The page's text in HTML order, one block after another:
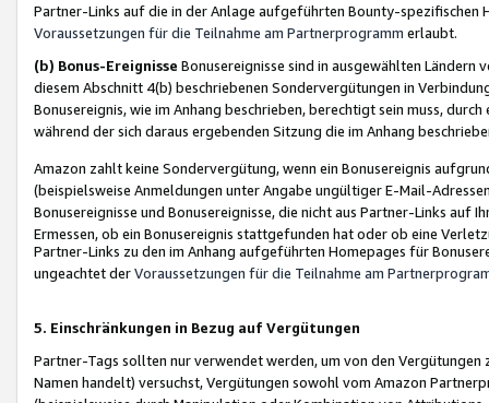
Partner-Links auf die in der Anlage aufgeführten Bounty-spezifischen
Voraussetzungen für die Teilnahme am Partnerprogramm erlaubt.
(b) Bonus-Ereignisse Bonusereignisse sind in ausgewählten Ländern
diesem Abschnitt 4(b) beschriebenen Sondervergütungen in
Bonusereignis, wie im Anhang beschrieben, berechtigt sein muss,
während der sich daraus ergebenden Sitzung die im Anhang
Amazon zahlt keine Sondervergütung, wenn ein Bonusereignis
(beispielsweise Anmeldungen unter Angabe ungültiger E-Mail-
Bonusereignisse und Bonusereignisse, die nicht aus Partner-Links auf
Ermessen, ob ein Bonusereignis stattgefunden hat oder ob eine
Partner-Links zu den im Anhang aufgeführten Homepages für
ungeachtet derVoraussetzungen für die Teilnahme am
5. Einschränkungen in Bezug auf Vergütungen
Partner-Tags sollten nur verwendet werden, um von den
Namen handelt) versuchst, Vergütungen sowohl vom Amazon